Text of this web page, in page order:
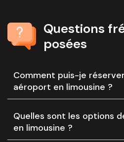
Questions
posées
Comment puis-je
aéroport en limousine ?
Quelles sont les options
en limousine ?